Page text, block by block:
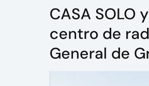
CASA
centro de
General de